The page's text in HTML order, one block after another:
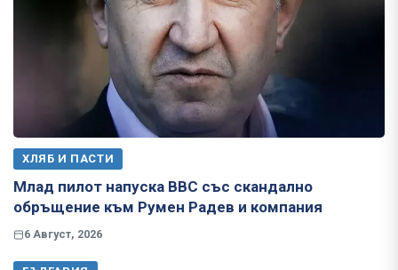
ХЛЯБ И ПАСТИ
Млад пилот напуска ВВС със скандално
обръщение към Румен Радев и компания
6 Август, 2026